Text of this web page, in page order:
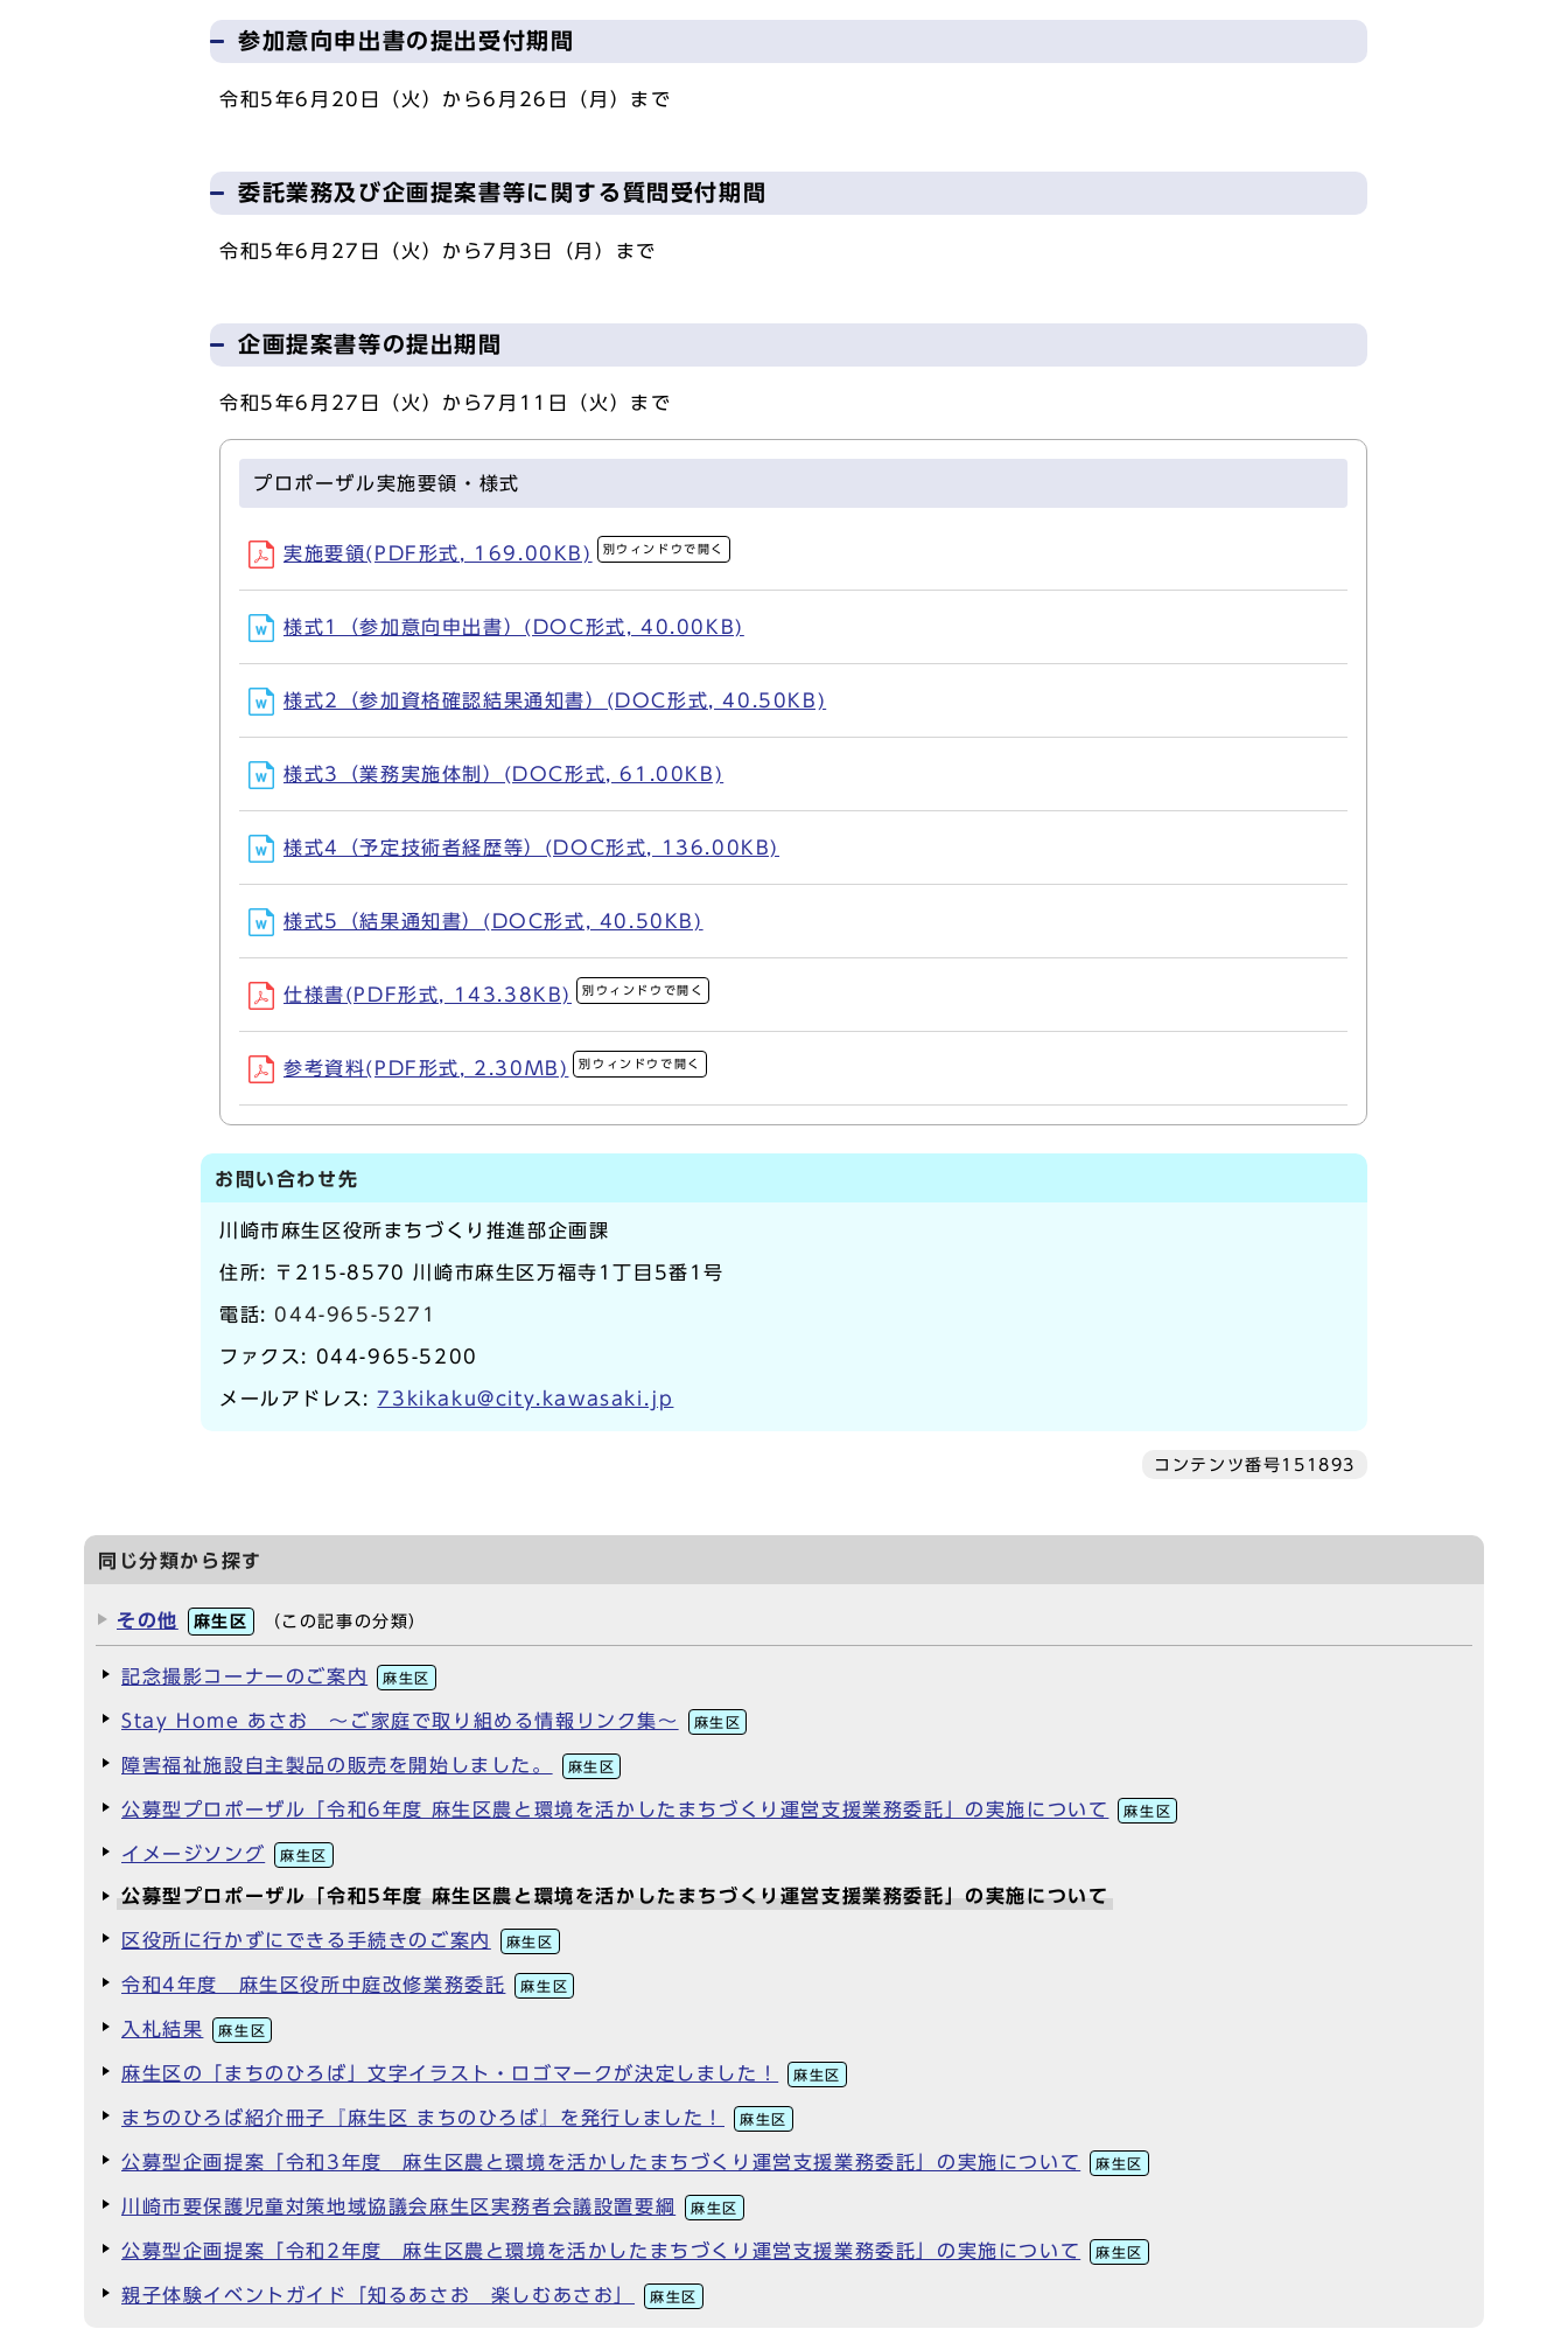
参加意向申出書の提出受付期間
令和5年6月20日（火）から6月26日（月）まで
委託業務及び企画提案書等に関する質問受付期間
令和5年6月27日（火）から7月3日（月）まで
企画提案書等の提出期間
令和5年6月27日（火）から7月11日（火）まで
プロポーザル実施要領・様式
実施要領(PDF形式, 169.00KB) 別ウィンドウで開く
様式1（参加意向申出書）(DOC形式, 40.00KB)
様式2（参加資格確認結果通知書）(DOC形式, 40.50KB)
様式3（業務実施体制）(DOC形式, 61.00KB)
様式4（予定技術者経歴等）(DOC形式, 136.00KB)
様式5（結果通知書）(DOC形式, 40.50KB)
仕様書(PDF形式, 143.38KB) 別ウィンドウで開く
参考資料(PDF形式, 2.30MB) 別ウィンドウで開く
お問い合わせ先
川崎市麻生区役所まちづくり推進部企画課
住所: 〒215-8570 川崎市麻生区万福寺1丁目5番1号
電話: 044-965-5271
ファクス: 044-965-5200
メールアドレス:73kikaku@city.kawasaki.jp
コンテンツ番号151893
同じ分類から探す
その他 麻生区 （この記事の分類）
記念撮影コーナーのご案内 麻生区
Stay Home あさお ～ご家庭で取り組める情報リンク集～ 麻生区
障害福祉施設自主製品の販売を開始しました。 麻生区
公募型プロポーザル「令和6年度 麻生区農と環境を活かしたまちづくり運営支援業務委託」の実施について 麻生区
イメージソング 麻生区
公募型プロポーザル「令和5年度 麻生区農と環境を活かしたまちづくり運営支援業務委託」の実施について
区役所に行かずにできる手続きのご案内 麻生区
令和4年度 麻生区役所中庭改修業務委託 麻生区
入札結果 麻生区
麻生区の「まちのひろば」文字イラスト・ロゴマークが決定しました！ 麻生区
まちのひろば紹介冊子『麻生区 まちのひろば』を発行しました！ 麻生区
公募型企画提案「令和3年度 麻生区農と環境を活かしたまちづくり運営支援業務委託」の実施について 麻生区
川崎市要保護児童対策地域協議会麻生区実務者会議設置要綱 麻生区
公募型企画提案「令和2年度 麻生区農と環境を活かしたまちづくり運営支援業務委託」の実施について 麻生区
親子体験イベントガイド「知るあさお 楽しむあさお」 麻生区